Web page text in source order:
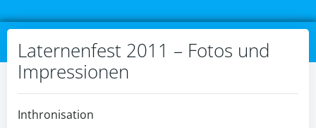
Laternenfest 2011 – Fotos und
Impressionen
Inthronisation